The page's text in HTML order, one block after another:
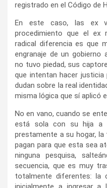
registrado en el Código de
En este caso, las ex
procedimiento que el ex
radical diferencia es que
engranaje de un gobierno
no tuvo piedad, sus
que intentan hacer
dudan sobre la real
misma lógica que sí aplicó
No en vano, cuando se
está sola con su hija a
prestamente a su hogar,
pagan para que esta sea
ninguna pesquisa,
secuencia, que es muy
totalmente diferentes: la